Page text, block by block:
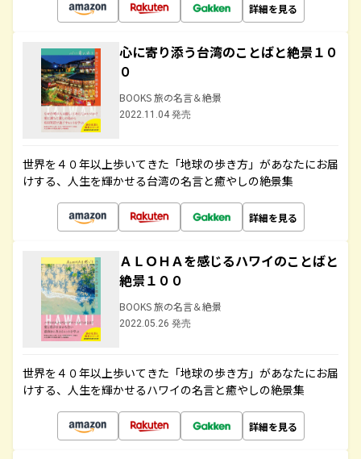
詳細を見る
心に寄り添う台湾のことばと絶景１０
０
BOOKS 旅の名言＆絶景
2022.11.04 発売
世界を４０年以上歩いてきた「地球の歩き方」があなたにお届
けする、人生を輝かせる台湾の名言と癒やしの絶景集
詳細を見る
ＡＬＯＨＡを感じるハワイのことばと
絶景１００
BOOKS 旅の名言＆絶景
2022.05.26 発売
世界を４０年以上歩いてきた「地球の歩き方」があなたにお届
けする、人生を輝かせるハワイの名言と癒やしの絶景集
詳細を見る